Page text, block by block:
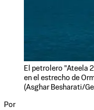
El petrolero "Ateela
en el estrecho de
(Asghar Besharati/
Por